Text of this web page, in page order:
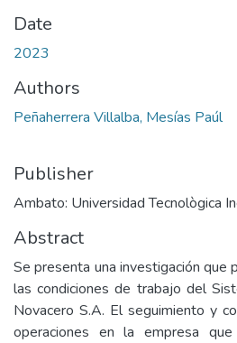
Date
2023
Authors
Peñaherrera Villalba, Mesías Paúl
Publisher
Ambato: Universidad Tecnològica
Abstract
Se presenta una investigación que
las condiciones de trabajo del
Novacero S.A. El seguimiento y
operaciones en la empresa